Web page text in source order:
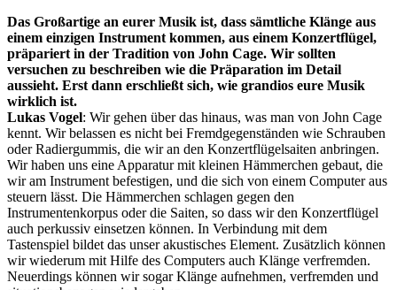
Das Großartige an eurer Musik ist, dass sämtliche Klänge aus
einem einzigen Instrument kommen, aus einem Konzertflügel,
präpariert in der Tradition von John Cage. Wir sollten
versuchen zu beschreiben wie die Präparation im Detail
aussieht. Erst dann erschließt sich, wie grandios eure Musik
wirklich ist.
Lukas Vogel: Wir gehen über das hinaus, was man von John Cage
kennt. Wir belassen es nicht bei Fremdgegenständen wie Schrauben
oder Radiergummis, die wir an den Konzertflügelsaiten anbringen.
Wir haben uns eine Apparatur mit kleinen Hämmerchen gebaut, die
wir am Instrument befestigen, und die sich von einem Computer aus
steuern lässt. Die Hämmerchen schlagen gegen den
Instrumentenkorpus oder die Saiten, so dass wir den Konzertflügel
auch perkussiv einsetzen können. In Verbindung mit dem
Tastenspiel bildet das unser akustisches Element. Zusätzlich können
wir wiederum mit Hilfe des Computers auch Klänge verfremden.
Neuerdings können wir sogar Klänge aufnehmen, verfremden und